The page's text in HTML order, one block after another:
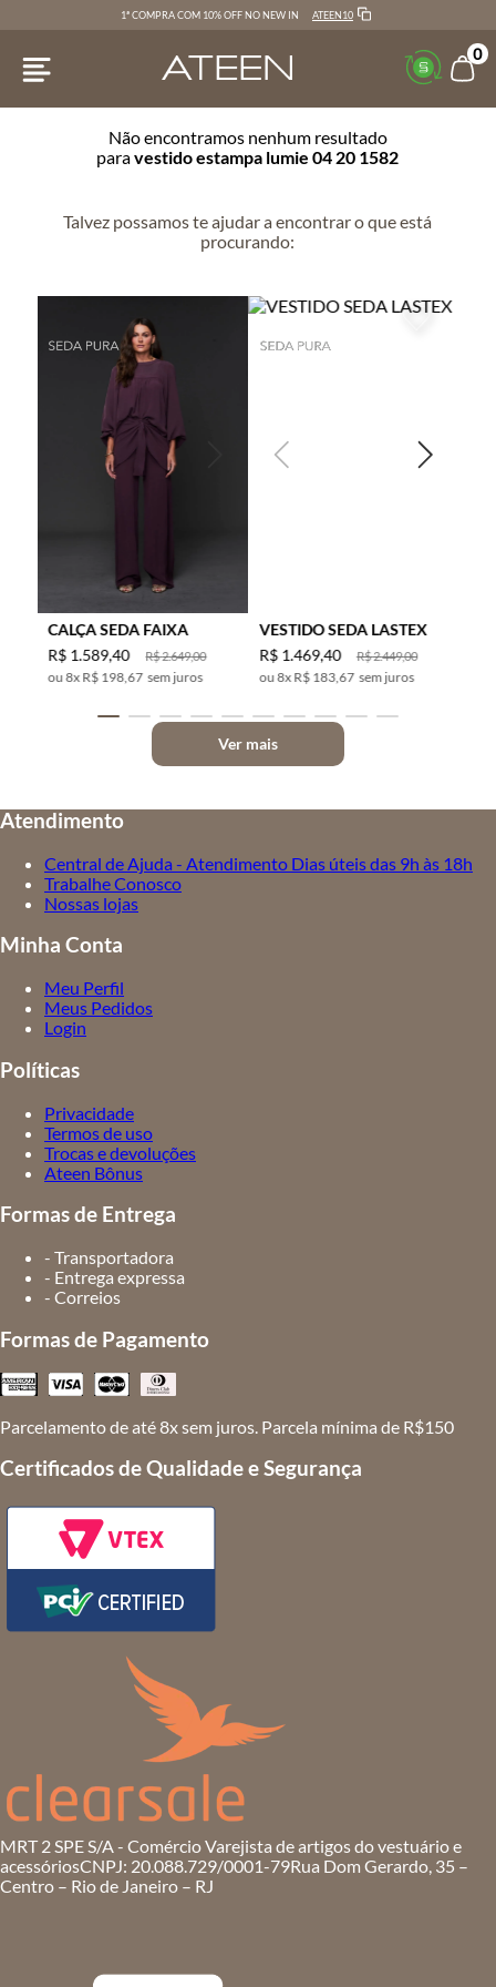
1ª COMPRA COM 10% OFF NO NEW IN ATEEN10
0
Não encontramos nenhum resultado
paravestido estampa lumie 04 20 1582
Talvez possamos te ajudar a encontrar o que está
procurando:
CALÇA SEDA FAIXA
R$2.649,00
R$ 1.589,40
8x R$ 198,67 sem juros
VESTIDO SEDA LASTEX
R$2.449,00
R$ 1.469,40
8x R$ 183,67 sem juros
Ver mais
Atendimento
Central de Ajuda - Atendimento Dias úteis das 9h às 18h
Trabalhe Conosco
Nossas lojas
Minha Conta
Meu Perfil
Meus Pedidos
Login
Políticas
Privacidade
Termos de uso
Trocas e devoluções
Ateen Bônus
Formas de Entrega
- Transportadora
- Entrega expressa
- Correios
Formas de Pagamento
Parcelamento de até 8x sem juros. Parcela mínima de R$150
Certificados de Qualidade e Segurança
MRT 2 SPE S/A - Comércio Varejista de artigos do vestuário e
acessóriosCNPJ: 20.088.729/0001-79Rua Dom Gerardo, 35 –
Centro – Rio de Janeiro – RJ